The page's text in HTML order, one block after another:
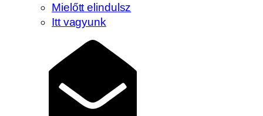
Mielőtt elindulsz
Itt vagyunk